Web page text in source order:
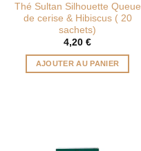
Thé Sultan Silhouette Queue
de cerise & Hibiscus ( 20
sachets)
4,20 €
AJOUTER AU PANIER